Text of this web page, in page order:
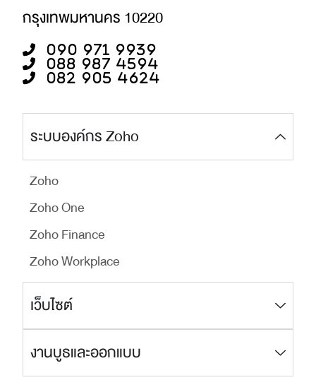
กรุงเทพมหานคร 10220
090 971 9939
088 987 4594
082 905 4624
ระบบองค์กร Zoho
Zoho
Zoho One
Zoho Finance
Zoho Workplace
เว็บไซต์
งานบูธและออกแบบ